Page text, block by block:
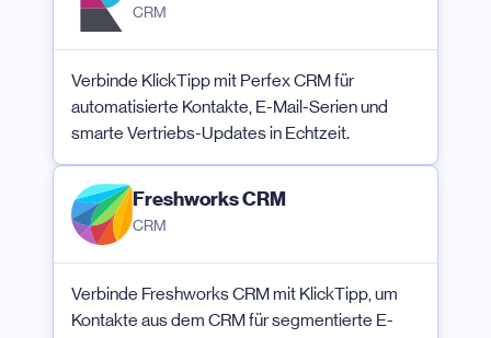
CRM
Verbinde KlickTipp mit Perfex CRM für
automatisierte Kontakte, E-Mail-Serien und
smarte Vertriebs-Updates in Echtzeit.
Freshworks CRM
CRM
Verbinde Freshworks CRM mit KlickTipp, um
Kontakte aus dem CRM für segmentierte E-